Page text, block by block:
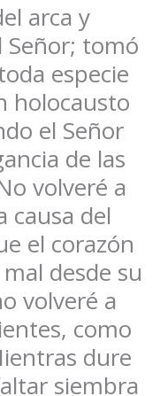
arca y
tomó
especie
holocausto
el Señor
de las
volveré a
causa del
el corazón
desde su
volveré a
como
dure
siembra